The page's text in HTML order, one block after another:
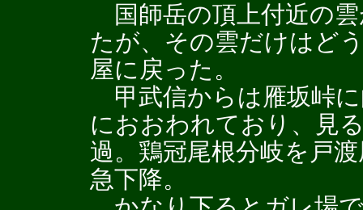
国師岳の頂上付近の
たが、その雲だけはど
屋に戻った。
甲武信からは雁坂峠
におおわれており、見
過。鶏冠尾根分岐を戸
急下降。